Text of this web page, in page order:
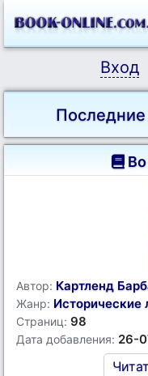
Вход
Автор: Картленд
Жанр:
Страниц: 98
Дата добавления: 26-